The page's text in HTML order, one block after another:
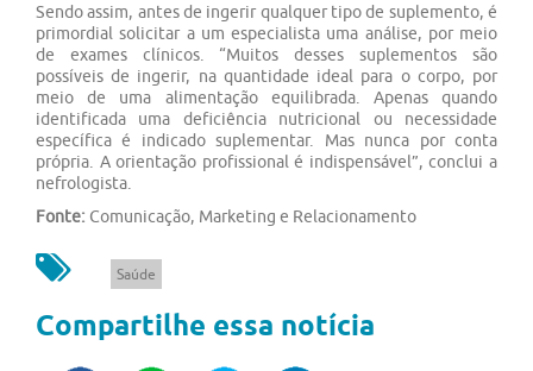
Sendo assim, antes de ingerir qualquer tipo de suplemento, é
primordial solicitar a um especialista uma análise, por meio
de exames clínicos. “Muitos desses suplementos são
possíveis de ingerir, na quantidade ideal para o corpo, por
meio de uma alimentação equilibrada. Apenas quando
identificada uma deficiência nutricional ou necessidade
específica é indicado suplementar. Mas nunca por conta
própria. A orientação profissional é indispensável”, conclui a
nefrologista.
Fonte: Comunicação, Marketing e Relacionamento
Saúde
Compartilhe essa notícia